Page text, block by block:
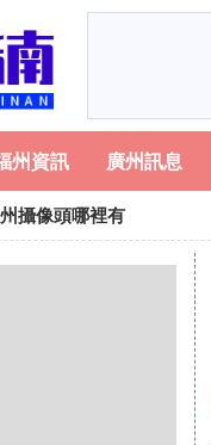
州資訊 廣州訊息
攝像頭哪裡有